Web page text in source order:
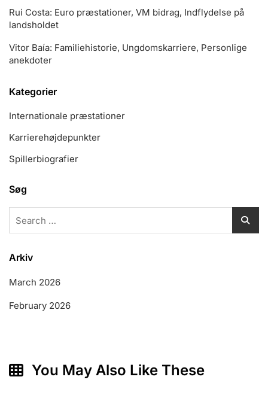
Rui Costa: Euro præstationer, VM bidrag, Indflydelse på
landsholdet
Vitor Baía: Familiehistorie, Ungdomskarriere, Personlige
anekdoter
Kategorier
Internationale præstationer
Karrierehøjdepunkter
Spillerbiografier
Søg
for:
Arkiv
March 2026
February 2026
You May Also Like These